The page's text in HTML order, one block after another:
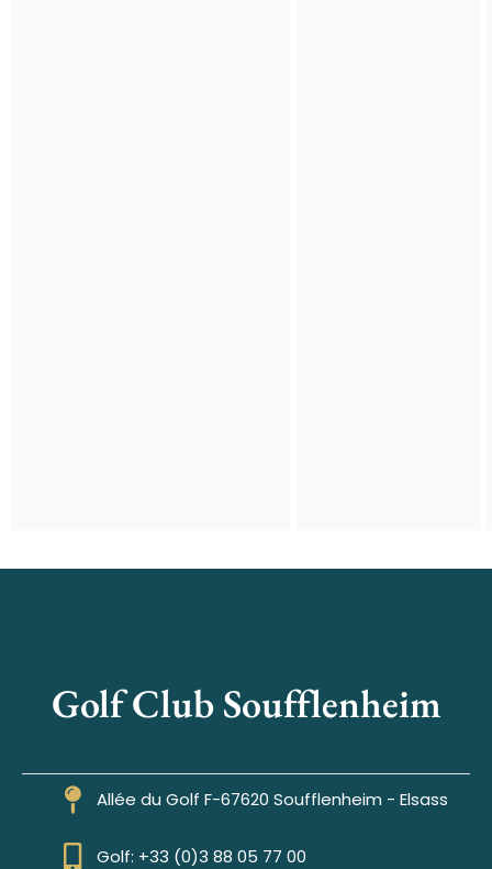
Golf Club Soufflenheim
Allée du Golf F-67620 Soufflenheim - Elsass
Golf: +33 (0)3 88 05 77 00